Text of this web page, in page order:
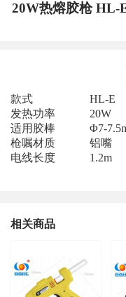
20W热熔胶枪 HL-
款式 HL-E
发热功率
20W
适用胶棒
Φ7-
枪嘱材质
铝嘴
电线长度
1.2m
相关商品